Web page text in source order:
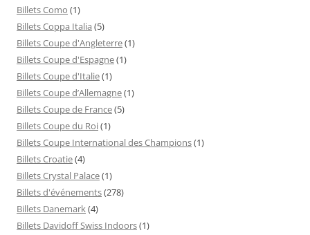
Billets Como (1)
Billets Coppa Italia (5)
Billets Coupe d'Angleterre(1)
Billets Coupe d'Espagne(1)
Billets Coupe d'Italie(1)
Billets Coupe d’Allemagne(1)
Billets Coupe de France(5)
Billets Coupe du Roi(1)
Billets Coupe International des Champions(1)
Billets Croatie(4)
Billets Crystal Palace(1)
Billets d'événements(278)
Billets Danemark(4)
Billets Davidoff Swiss Indoors(1)